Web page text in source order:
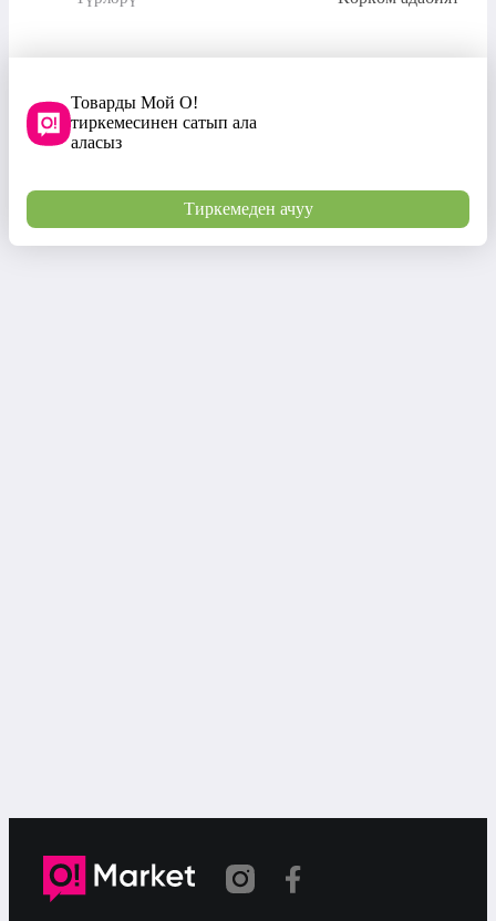
Товарды Мой О!
тиркемесинен сатып ала
аласыз
Тиркемеден ачуу